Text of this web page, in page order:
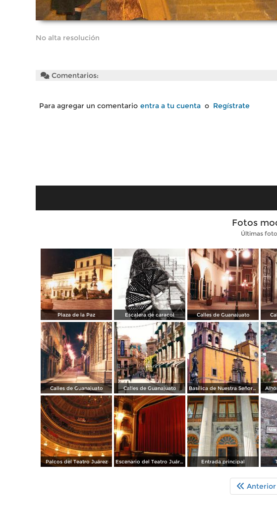
No alta resolución
Comentarios:
Para agregar un comentario entra a tu cuenta o Regístrate
Fotos
Últimas
Plaza de la Paz Escalera de caracol Calles de Guanajuato
Calles de Guanajuato Calles de Guanajuato Basílica de Nuestra Señora de Guanajuato
Palcos del Teatro Juárez Escenario del Teatro Juárez Entrada principal
Anterior